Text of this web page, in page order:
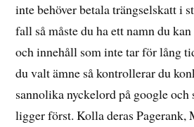
inte behöver betala trängselskatt i
fall så måste du ha ett namn du
och innehåll som inte tar för lång
du valt ämne så kontrollerar du
sannolika nyckelord på google
ligger först. Kolla deras